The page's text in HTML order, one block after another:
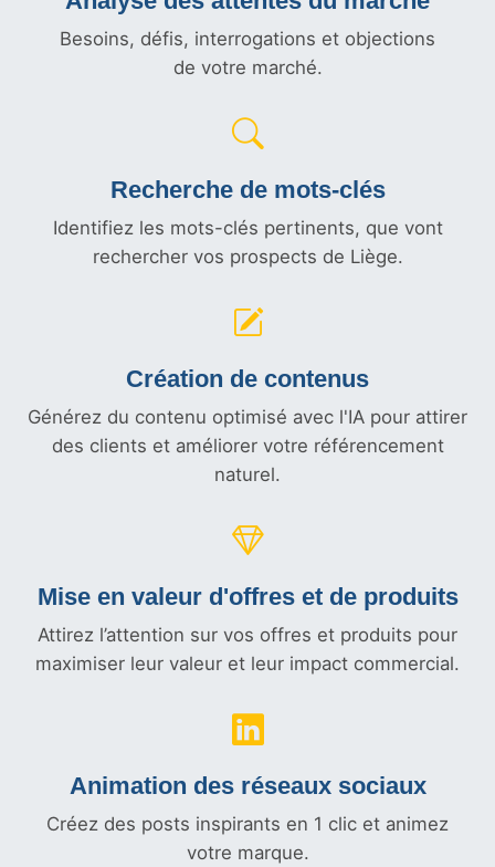
Besoins, défis, interrogations et objections
de votre marché.
Recherche de mots-clés
Identifiez les mots-clés pertinents, que vont
rechercher vos prospects de Liège.
Création de contenus
Générez du contenu optimisé avec l'IA pour attirer
des clients et améliorer votre référencement
naturel.
Mise en valeur d'offres et de produits
Attirez l’attention sur vos offres et produits pour
maximiser leur valeur et leur impact commercial.
Animation des réseaux sociaux
Créez des posts inspirants en 1 clic et animez
votre marque.